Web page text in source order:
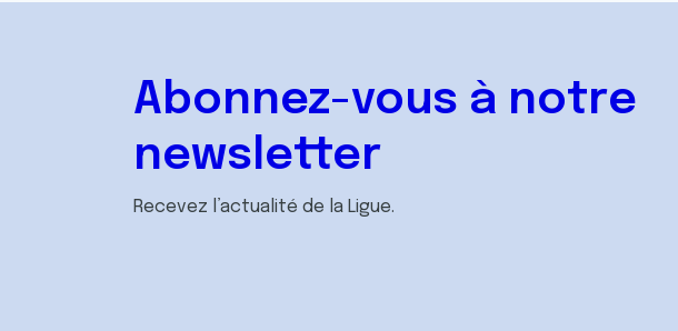
Abonnez-vous à notre
newsletter
Recevez l’actualité de la Ligue.